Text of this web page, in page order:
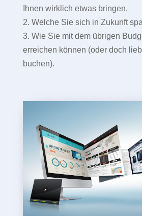
Ihnen wirklich etwas bringen.
2. Welche Sie sich in Zukunft
3. Wie Sie mit dem übrigen
erreichen können (oder doch
buchen).